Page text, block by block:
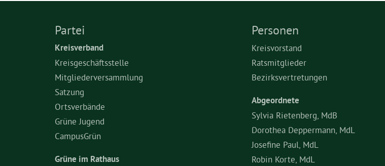
Partei
Kreisverband
Kreisgeschäftsstelle
Mitgliederversammlung
Satzung
Ortsverbände
Grüne Jugend
CampusGrün
Grüne im Rathaus
Personen
Kreisvorstand
Ratsmitglieder
Bezirksvertretungen
Abgeordnete
Sylvia Rietenberg, MdB
Dorothea Deppermann, MdL
Josefine Paul, MdL
Robin Korte, MdL